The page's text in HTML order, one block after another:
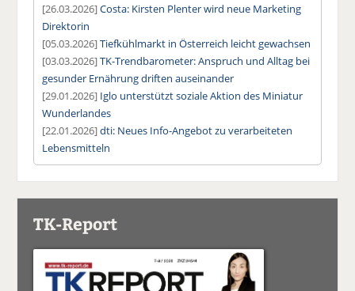
[26.03.2026]Costa: Kirsten Plenter wird neue Marketing
Direktorin
[05.03.2026]Tiefkühlmarkt in Österreich leicht gewachsen
[03.03.2026]TK-Trendbarometer: Anspruch und Alltag bei
gesunder Ernährung driften auseinander
[29.01.2026] Iglo unterstützt soziale Aktion des Miniatur
Wunderlandes
[22.01.2026]dti: Neues Info-Angebot zu verarbeiteten
Lebensmitteln
TK-Report